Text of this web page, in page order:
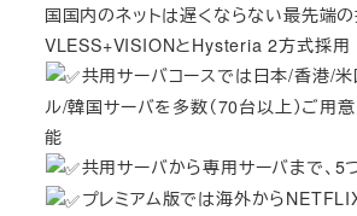
国国内のネットは遅くならない最先端
VLESS+VISIONとHysteria 2方式採用
共用サーバコースでは日本/香港/
ル/韓国サーバを多数（70台以上）ご用
能
共用サーバから専用サーバまで、5
プレミアム版では海外から